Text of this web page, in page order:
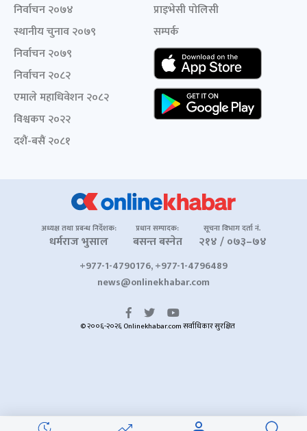
निर्वाचन २०७४
स्थानीय चुनाव २०७९
निर्वाचन २०७९
निर्वाचन २०८२
एमाले महाधिवेशन २०८२
विश्वकप २०२२
दशैं-बसैं २०८१
प्राइभेसी पोलिसी
सम्पर्क
अध्यक्ष तथा प्रबन्ध निर्देशक:
धर्मराज भुसाल
प्रधान सम्पादक:
बसन्त बस्नेत
सूचना विभाग दर्ता नं.
२१४ / ०७३–७४
+977-1-4790176, +977-1-4796489
news@onlinekhabar.com
© २००६-२०२६ Onlinekhabar.com सर्वाधिकार सुरक्षित